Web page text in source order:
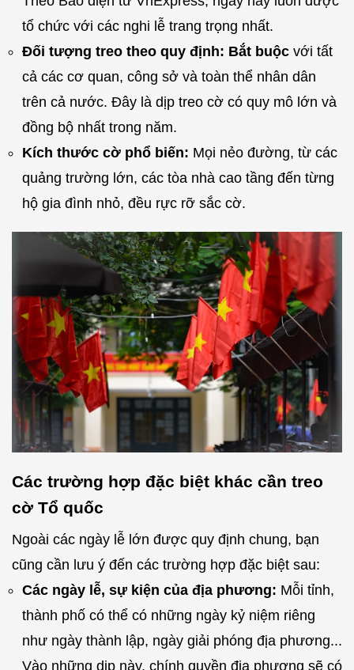
tổ chức với các nghi lễ trang trọng nhất.
Đối tượng treo theo quy định: Bắt buộcvới tất
cả các cơ quan, công sở và toàn thể nhân dân
trên cả nước. Đây là dịp treo cờ có quy mô lớn và
đồng bộ nhất trong năm.
Kích thước cờ phổ biến: Mọi nẻo đường, từ các
quảng trường lớn, các tòa nhà cao tầng đến từng
hộ gia đình nhỏ, đều rực rỡ sắc cờ.
Các trường hợp đặc biệt khác cần treo
cờ Tổ quốc
Ngoài các ngày lễ lớn được quy định chung, bạn
cũng cần lưu ý đến các trường hợp đặc biệt sau:
Các ngày lễ, sự kiện của địa phương: Mỗi tỉnh,
thành phố có thể có những ngày kỷ niệm riêng
như ngày thành lập, ngày giải phóng địa phương...
Vào những dịp này, chính quyền địa phương sẽ có